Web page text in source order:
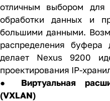
отличным выбором для
обработки данных и
большими данными.
распределения
делает Nexus 9200
проектирования IP-
● Виртуальная
(VXLAN)